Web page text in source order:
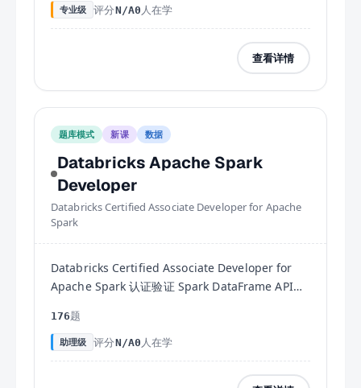
专业级 评分N/A0 人在学
查看详情
题库模式 新课 数据
Databricks Apache Spark
Developer
Databricks Certified Associate Developer for Apache
Spark
Databricks Certified Associate Developer for
Apache Spark 认证验证 Spark DataFrame API、
持 Python 和 Scala 两个版本。
176题
助理级 评分N/A0 人在学